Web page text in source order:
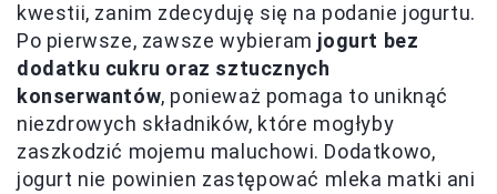
kwestii, zanim zdecyduję się na podanie jogurtu.
Po pierwsze, zawsze wybieram jogurt bez
dodatku cukru oraz sztucznych
konserwantów, ponieważ pomaga to uniknąć
niezdrowych składników, które mogłyby
zaszkodzić mojemu maluchowi. Dodatkowo,
jogurt nie powinien zastępować mleka matki ani